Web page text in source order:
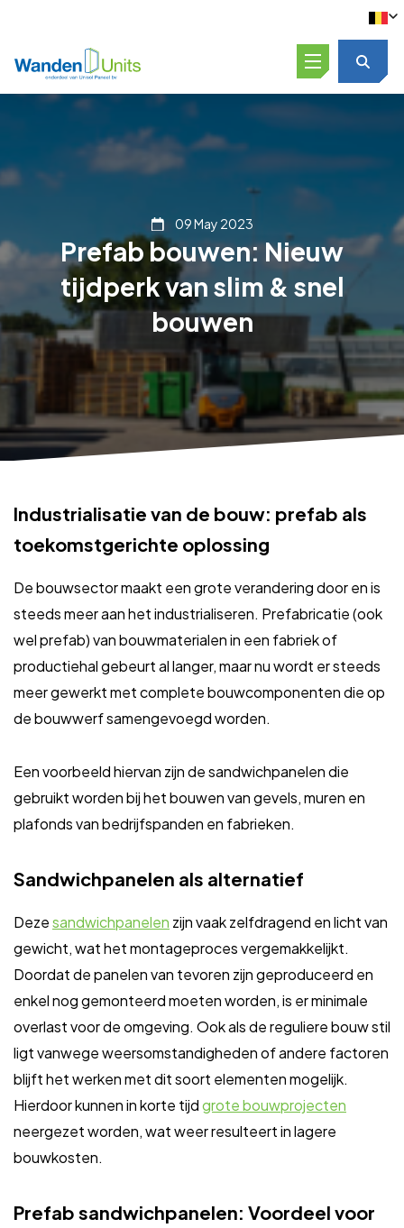
Open menu
09 May 2023
Prefab bouwen: Nieuw
tijdperk van slim & snel
bouwen
Industrialisatie van de bouw: prefab als
toekomstgerichte oplossing
De bouwsector maakt een grote verandering door en is
steeds meer aan het industrialiseren. Prefabricatie (ook
wel prefab) van bouwmaterialen in een fabriek of
productiehal gebeurt al langer, maar nu wordt er steeds
meer gewerkt met complete bouwcomponenten die op
de bouwwerf samengevoegd worden.
Een voorbeeld hiervan zijn de sandwichpanelen die
gebruikt worden bij het bouwen van gevels, muren en
plafonds van bedrijfspanden en fabrieken.
Sandwichpanelen als alternatief
Dezesandwichpanelen zijn vaak zelfdragend en licht van
gewicht, wat het montageproces vergemakkelijkt.
Doordat de panelen van tevoren zijn geproduceerd en
enkel nog gemonteerd moeten worden, is er minimale
overlast voor de omgeving. Ook als de reguliere bouw stil
ligt vanwege weersomstandigheden of andere factoren
blijft het werken met dit soort elementen mogelijk.
Hierdoor kunnen in korte tijdgrote bouwprojecten
neergezet worden, wat weer resulteert in lagere
bouwkosten.
Prefab sandwichpanelen: Voordeel voor